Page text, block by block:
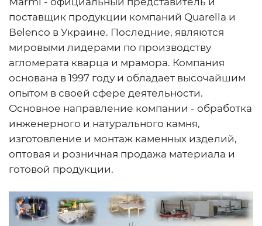
поставщик продукции компаний Quarella и
Belenco в Украине. Последние, являются
мировыми лидерами по производству
агломерата кварца и мрамора. Компания
основана в 1997 году и обладает высочайшим
опытом в своей сфере деятельности.
Основное направление компании - обработка
инженерного и натурального камня,
изготовление и монтаж каменных изделий,
оптовая и розничная продажа материала и
готовой продукции.